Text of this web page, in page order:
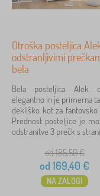
nastavljiva
odstranljivi trakovi
s skladiščnim
odstranljiva stran
2
rastoči
2
pokaži
več >
Otroška posteljica
odstranljivimi
bela
Bela posteljica Alek
elegantno in je primerna
dekliško kot za fantovsko
Prednost posteljice je
odstranitve 3 prečk s
od 185,50€
od 169,40 €
NA ZALOGI